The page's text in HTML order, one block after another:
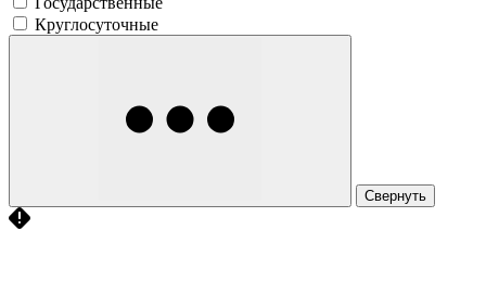
Круглосуточные
Свернуть